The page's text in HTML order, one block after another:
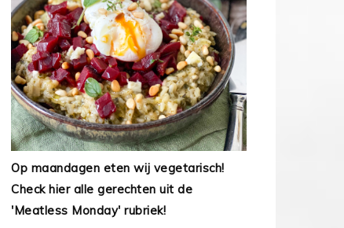
Op maandagen eten wij vegetarisch!
Check hier alle gerechten uit de
'Meatless Monday' rubriek!